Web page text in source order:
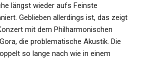
längst wieder aufs Feinste
Geblieben allerdings ist, das zeigt
mit dem Philharmonischen
die problematische Akustik. Die
so lange nach wie in einem